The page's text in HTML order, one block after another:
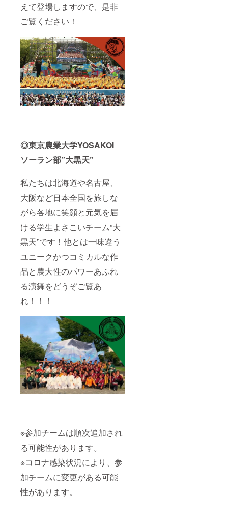
えて登場しますので、是非
ご覧ください！
◎東京農業大学YOSAKOI
ソーラン部”大黒天”
私たちは北海道や名古屋、
大阪など日本全国を旅しな
がら各地に笑顔と元気を届
ける学生よさこいチーム”大
黒天”です！他とは一味違う
ユニークかつコミカルな作
品と農大性のパワーあふれ
る演舞をどうぞご覧あ
れ！！！
※参加チームは順次追加され
る可能性があります。
※コロナ感染状況により、参
加チームに変更がある可能
性があります。